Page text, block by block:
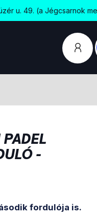
u. 49. (a Jégcsarnok
-
fordulója is.